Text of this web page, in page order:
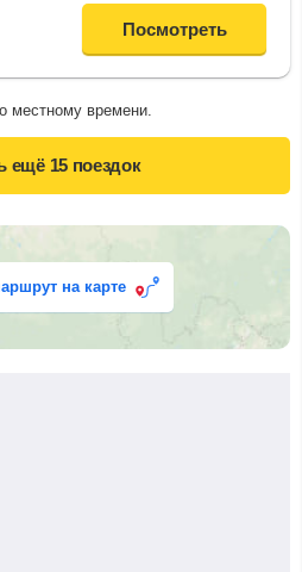
Посмотреть
местному времени.
ещё 15 поездок
на карте